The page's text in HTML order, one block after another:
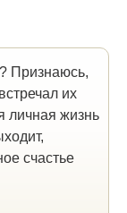
Признаюсь,
их
личная жизнь
счастье